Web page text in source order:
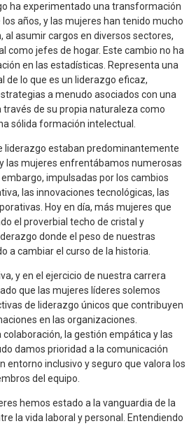
ha experimentado una transformación
años, y las mujeres han tenido mucho
al asumir cargos en diversos sectores,
como jefes de hogar. Este cambio no ha
en las estadísticas. Representa una
lo que es un liderazgo eficaz,
a menudo asociados con una
de su propia naturaleza como
sólida formación intelectual.
liderazgo estaban predominantemente
las mujeres enfrentábamos numerosas
impulsadas por los cambios
las innovaciones tecnológicas, las
Hoy en día, más mujeres que
el proverbial techo de cristal y
donde el peso de nuestras
a cambiar el curso de la historia.
y en el ejercicio de nuestra carrera
que las mujeres líderes solemos
de liderazgo únicos que contribuyen
en las organizaciones.
la gestión empática y las
damos prioridad a la comunicación
entorno inclusivo y seguro que valora los
del equipo.
hemos estado a la vanguardia de la
la vida laboral y personal. Entendiendo